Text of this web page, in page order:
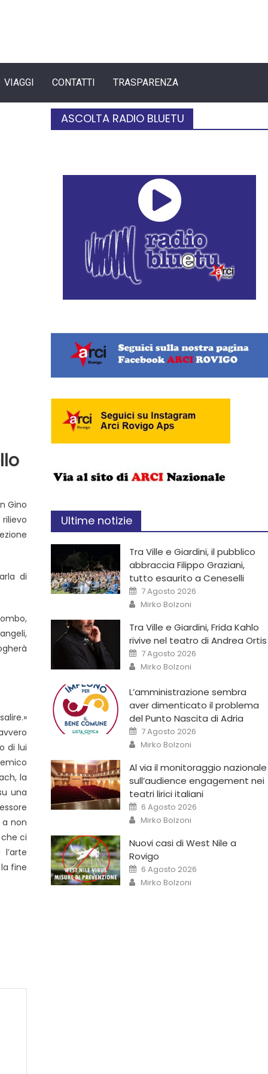
VIAGGI CONTATTI TRASPARENZA
Gino
di
di lui
la
una
non
ci
fine
ASCOLTA RADIO BLUETU
Ultime notizie
Tra Ville e Giardini, il pubblico
abbraccia Filippo Graziani,
tutto esaurito a Ceneselli
7 Agosto 2026
Mirko Bolzoni
Tra Ville e Giardini, Frida Kahlo
rivive nel teatro di Andrea Ortis
7 Agosto 2026
Mirko Bolzoni
L’amministrazione sembra
aver dimenticato il problema
del Punto Nascita di Adria
7 Agosto 2026
Mirko Bolzoni
Al via il monitoraggio nazionale
sull’audience engagement nei
teatri lirici italiani
6 Agosto 2026
Mirko Bolzoni
Nuovi casi di West Nile a
Rovigo
6 Agosto 2026
Mirko Bolzoni